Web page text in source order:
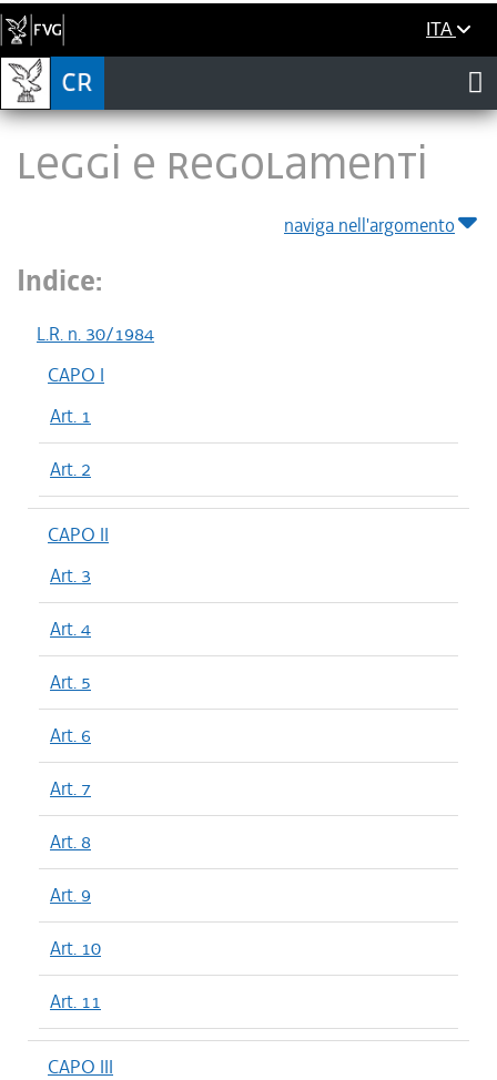
ITA
LEGGI E REGOLAMENTI
naviga nell'argomento
Indice:
L.R. n. 30/1984
CAPO I
Art. 1
Art. 2
CAPO II
Art. 3
Art. 4
Art. 5
Art. 6
Art. 7
Art. 8
Art. 9
Art. 10
Art. 11
CAPO III